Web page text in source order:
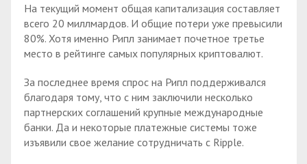
На текущий момент общая капитализация составляет
всего 20 миллмардов. И общие потери уже превысили
80%. Хотя именно Рипл занимает почетное третье
место в рейтинге самых популярных криптовалют.
За последнее время спрос на Рипл поддерживался
благодаря тому, что с ним заключили несколько
партнерских соглашений крупные международные
банки. Да и некоторые платежные системы тоже
изъявили свое желание сотрудничать с Ripple.